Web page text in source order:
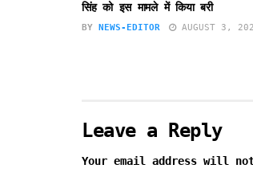
सिंह को इस मामले में किया बरी
BY NEWS-EDITOR AUGUST 3,
Leave a Reply
Your email address will